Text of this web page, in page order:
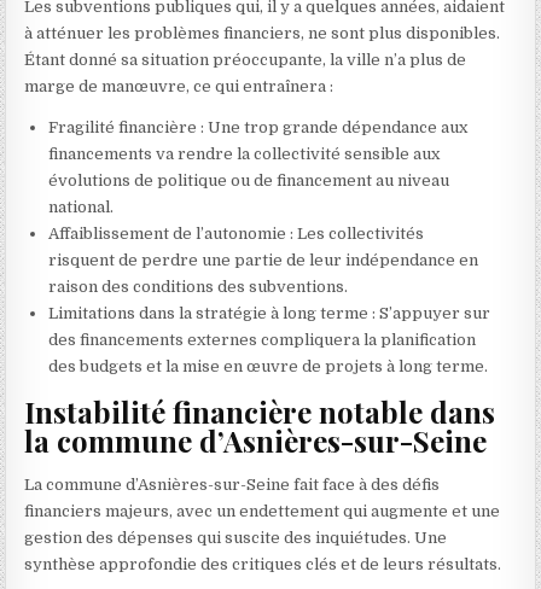
Les subventions publiques qui, il y a quelques années, aidaient
à atténuer les problèmes financiers, ne sont plus disponibles.
Étant donné sa situation préoccupante, la ville n’a plus de
marge de manœuvre, ce qui entraînera :
Fragilité financière : Une trop grande dépendance aux
financements va rendre la collectivité sensible aux
évolutions de politique ou de financement au niveau
national.
Affaiblissement de l’autonomie : Les collectivités
risquent de perdre une partie de leur indépendance en
raison des conditions des subventions.
Limitations dans la stratégie à long terme : S’appuyer sur
des financements externes compliquera la planification
des budgets et la mise en œuvre de projets à long terme.
Instabilité financière notable dans
la commune d’Asnières-sur-Seine
La commune d’Asnières-sur-Seine fait face à des défis
financiers majeurs, avec un endettement qui augmente et une
gestion des dépenses qui suscite des inquiétudes. Une
synthèse approfondie des critiques clés et de leurs résultats.